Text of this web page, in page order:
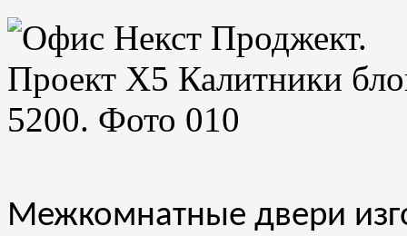
Межкомнатные двери